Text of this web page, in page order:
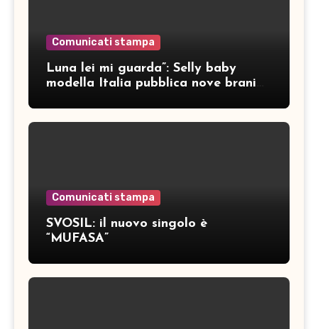
Comunicati stampa
Luna lei mi guarda”: Selly baby
modella Italia pubblica nove brani
Comunicati stampa
SVOSIL: il nuovo singolo è
“MUFASA”